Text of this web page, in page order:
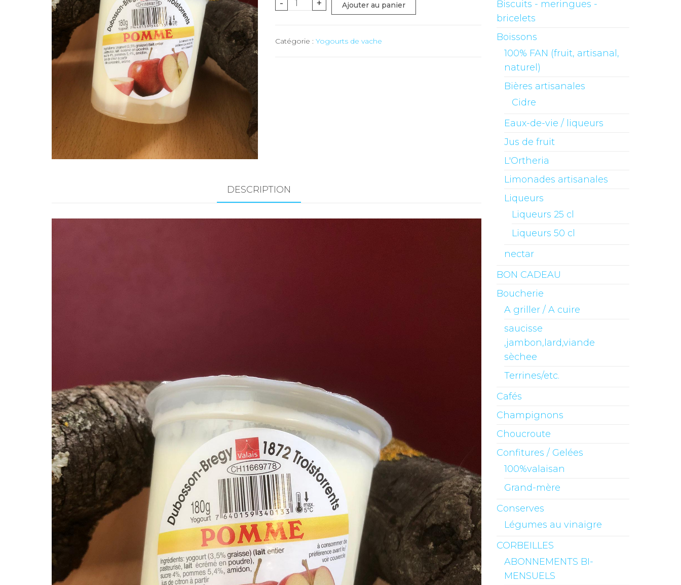
-
pomme
+ Ajouter au panier
Catégorie : Yogourts de vache
DESCRIPTION
Biscuits - meringues -
bricelets
Boissons
100% FAN (fruit, artisanal,
naturel)
Bières artisanales
Cidre
Eaux-de-vie / liqueurs
Jus de fruit
L'Ortheria
Limonades artisanales
Liqueurs
Liqueurs 25 cl
Liqueurs 50 cl
nectar
BON CADEAU
Boucherie
A griller / A cuire
saucisse
,jambon,lard,viande
sèchee
Terrines/etc.
Cafés
Champignons
Choucroute
Confitures / Gelées
100%valaisan
Grand-mère
Conserves
Légumes au vinaigre
CORBEILLES
ABONNEMENTS BI-
MENSUELS